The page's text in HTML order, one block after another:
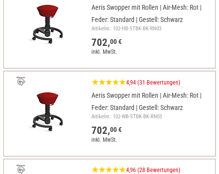
Aeris Swopper mit Rollen | Air-Mesh: Rot |
Feder: Standard | Gestell: Schwarz
Artikelnr.: 102-HB-STBK-BK-RN03
702,00 €
inkl. MwSt.
4,94 (31 Bewertungen)
Aeris Swopper mit Rollen | Air-Mesh: Rot |
Feder: Standard | Gestell: Schwarz
Artikelnr.: 102-WB-STBK-BK-RN03
702,00 €
inkl. MwSt.
4,96 (28 Bewertungen)